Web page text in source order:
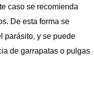
caso se recomienda
De esta forma se
parásito, y se puede
de garrapatas o pulgas